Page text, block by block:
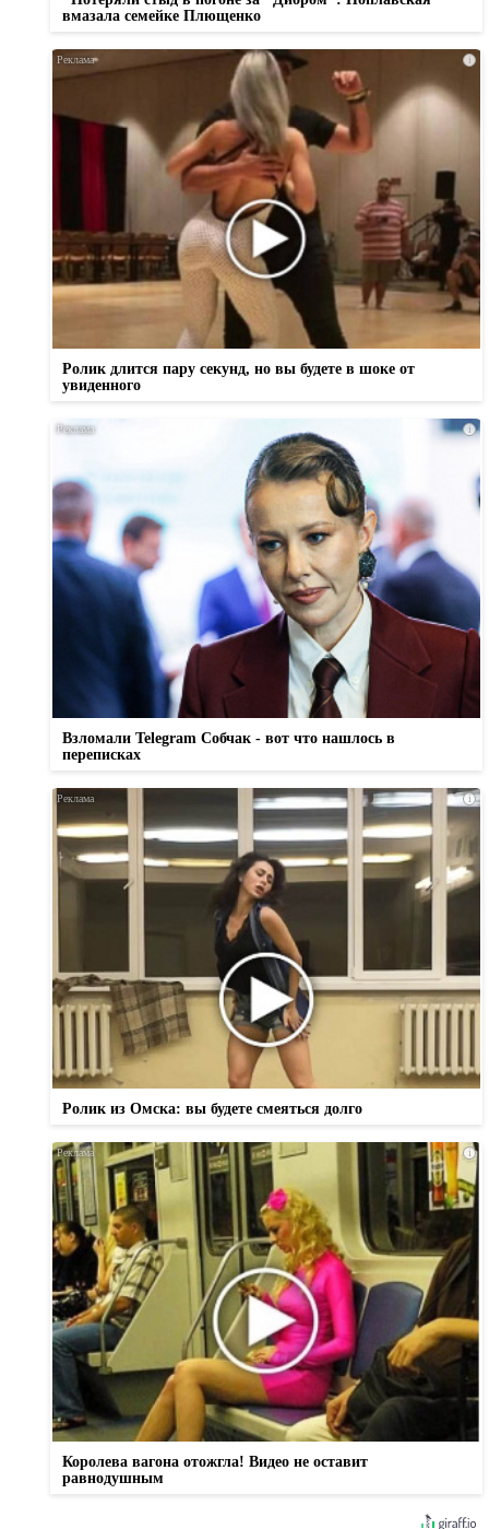
вмазала семейке Плющенко
i
Ролик длится пару секунд, но вы будете в шоке от
увиденного
i
Взломали Telegram Собчак - вот что нашлось в
переписках
i
Ролик из Омска: вы будете смеяться долго
i
Королева вагона отожгла! Видео не оставит
равнодушным